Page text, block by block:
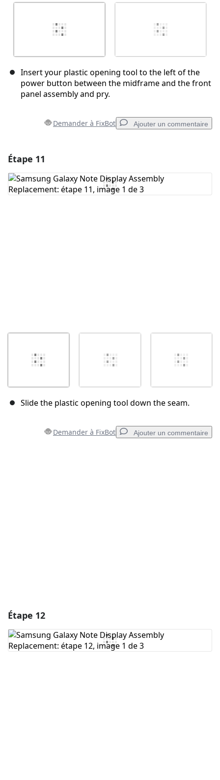
Insert your plastic opening tool to the left of the
power button between the midframe and the front
panel assembly and pry.
Demander à FixBot Ajouter un commentaire
Ajouter un commentaire
Étape 11
Slide the plastic opening tool down the seam.
Demander à FixBot Ajouter un commentaire
Étape 12